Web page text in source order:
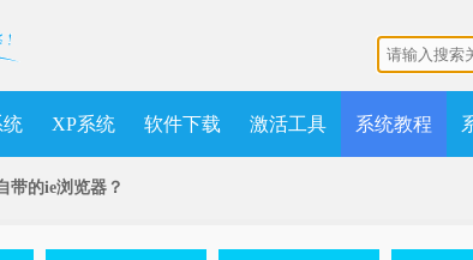
统 XP系统 软件下载 激活工具 系统教程
带的ie浏览器？